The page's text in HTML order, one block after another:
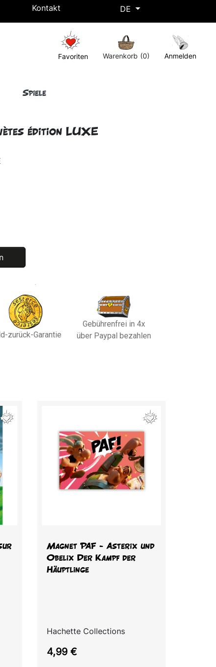
Kostenlose Lieferung ab einem Einkaufswert von 50€ !
Kontakt DE
Anmelden
Warenkorb (0)
Favoriten
Spiele
édition LUXE
zurück-Garantie
Gebührenfrei in 4x
über Paypal bezahlen
Magnet PAF - Asterix und
Obelix Der Kampf der
Häuptlinge
Hachette Collections
Preis
4,99 €